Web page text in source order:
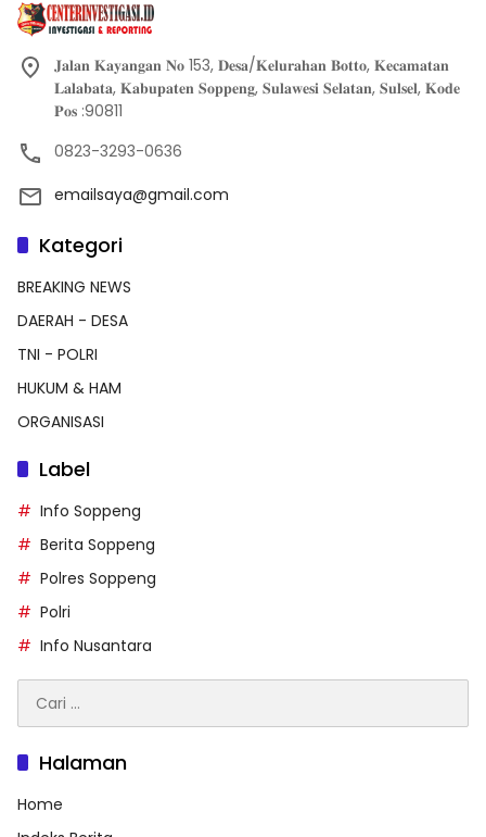
𝐉𝐚𝐥𝐚𝐧 𝐊𝐚𝐲𝐚𝐧𝐠𝐚𝐧 𝐍𝐨 153, 𝐃𝐞𝐬𝐚/𝐊𝐞𝐥𝐮𝐫𝐚𝐡𝐚𝐧 𝐁𝐨𝐭𝐭𝐨, 𝐊𝐞𝐜𝐚𝐦𝐚𝐭𝐚𝐧
𝐋𝐚𝐥𝐚𝐛𝐚𝐭𝐚, 𝐊𝐚𝐛𝐮𝐩𝐚𝐭𝐞𝐧 𝐒𝐨𝐩𝐩𝐞𝐧𝐠, 𝐒𝐮𝐥𝐚𝐰𝐞𝐬𝐢 𝐒𝐞𝐥𝐚𝐭𝐚𝐧, 𝐒𝐮𝐥𝐬𝐞𝐥, 𝐊𝐨𝐝𝐞
𝐏𝐨𝐬 :90811
0823-3293-0636
emailsaya@gmail.com
Kategori
BREAKING NEWS
DAERAH - DESA
TNI - POLRI
HUKUM & HAM
ORGANISASI
Label
Info Soppeng
Berita Soppeng
Polres Soppeng
Polri
Info Nusantara
untuk:
Halaman
Home